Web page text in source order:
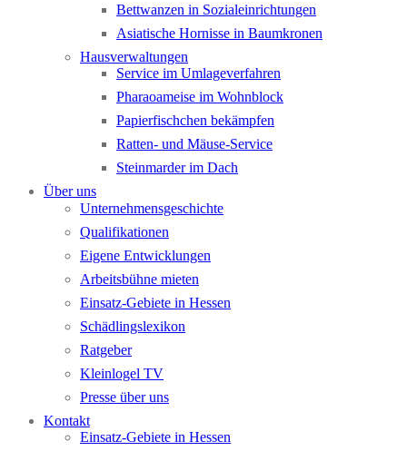
Bettwanzen in Sozialeinrichtungen
Asiatische Hornisse in Baumkronen
Hausverwaltungen
Service im Umlageverfahren
Pharaoameise im Wohnblock
Papierfischchen bekämpfen
Ratten- und Mäuse-Service
Steinmarder im Dach
Über uns
Unternehmensgeschichte
Qualifikationen
Eigene Entwicklungen
Arbeitsbühne mieten
Einsatz-Gebiete in Hessen
Schädlingslexikon
Ratgeber
Kleinlogel TV
Presse über uns
Kontakt
Einsatz-Gebiete in Hessen